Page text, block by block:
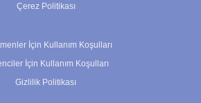
Çerez Politikası
İçin Kullanım Koşulları
İçin Kullanım Koşulları
Gizlilik Politikası